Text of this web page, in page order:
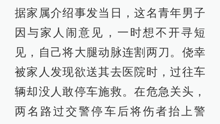
据家属介绍事发当日，这名青年男子
因与家人闹意见，一时想不开寻短
见，自己将大腿动脉连割两刀。侥幸
被家人发现欲送其去医院时，过往车
辆却没人敢停车施救。在危急关头，
两名路过交警停车后将伤者抬上警